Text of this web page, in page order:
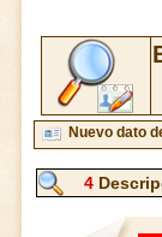
Nuevo dato
4